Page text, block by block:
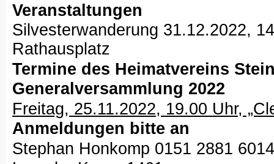
Veranstaltungen
Silvesterwanderung 31.12.2022,
Rathausplatz
Termine des Heimatvereins
Generalversammlung 2022
Freitag, 25.11.2022, 19.00 Uhr,
Anmeldungen bitte an
Stephan Honkomp 0151 2881 6014